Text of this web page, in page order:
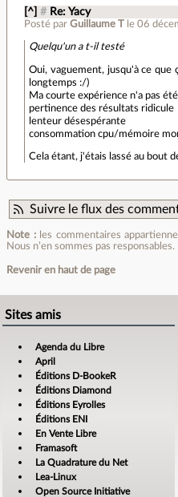
[^] # Re: Yacy
Posté par Guillaume T le 06
Quelqu'un a t-il testé
Oui, vaguement, jusqu'à ce que
longtemps :/)
Ma courte expérience n'a pas
pertinence des résultats ridicule
lenteur désespérante
consommation cpu/mémoire
Cela étant, j'étais lassé au bout
Suivre le flux des
Note :les commentaires
Nous n’en sommes pas responsables.
Revenir en haut de page
Sites amis
Agenda du Libre
April
Éditions D-BookeR
Éditions Diamond
Éditions Eyrolles
Éditions ENI
En Vente Libre
Framasoft
La Quadrature du Net
Lea-Linux
Open Source Initiative